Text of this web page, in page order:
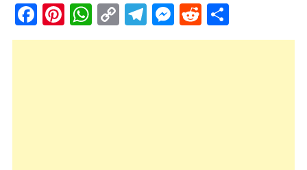
Facebook
Pinterest
WhatsApp
Copy
Link
Telegram
Messenger
Reddit
Share